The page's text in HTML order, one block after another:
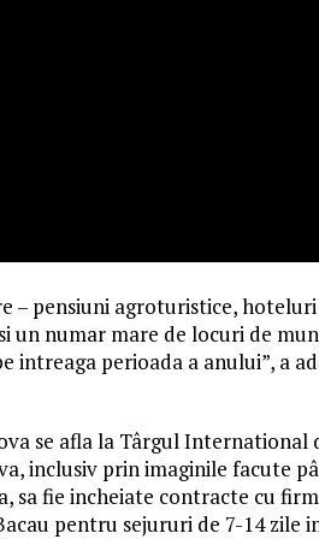
pensiuni agroturistice, hoteluri
un numar mare de locuri de
intreaga perioada a anului”, a
se afla la Târgul International
inclusiv prin imaginile facute
sa fie incheiate contracte cu
pentru sejururi de 7-14 zile